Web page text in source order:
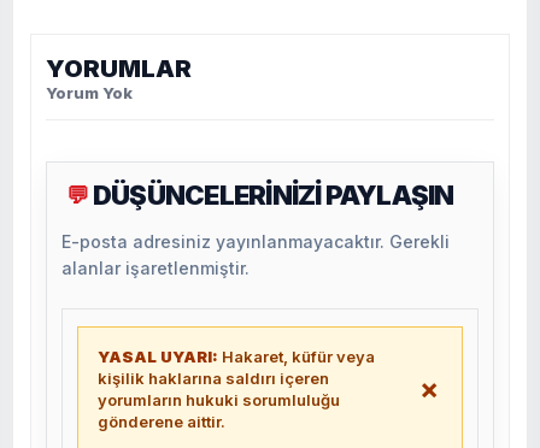
YORUMLAR
Yorum Yok
💬 DÜŞÜNCELERİNİZİ PAYLAŞIN
E-posta adresiniz yayınlanmayacaktır. Gerekli
alanlar işaretlenmiştir.
YASAL UYARI: Hakaret, küfür veya
kişilik haklarına saldırı içeren
yorumların hukuki sorumluluğu
gönderene aittir.
×